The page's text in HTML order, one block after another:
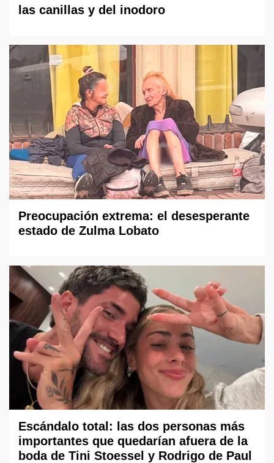
las canillas y del inodoro
Preocupación extrema: el desesperante
estado de Zulma Lobato
Escándalo total: las dos personas más
importantes que quedarían afuera de la
boda de Tini Stoessel y Rodrigo de Paul